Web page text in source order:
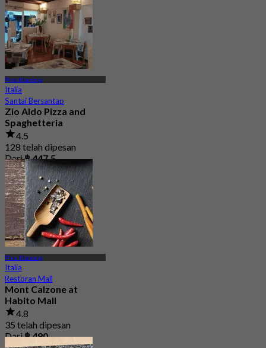
Phra Khanong
Italia
Santai Bersantap
Zio Aldo Pizza and
Spaghetteria
4.5
128 telah dipesan
Dari฿ 447.5
Phra Khanong
Italia
Restoran Mall
Mont Calzone at
Habito Mall
4.8
35 telah dipesan
Dari฿ 490